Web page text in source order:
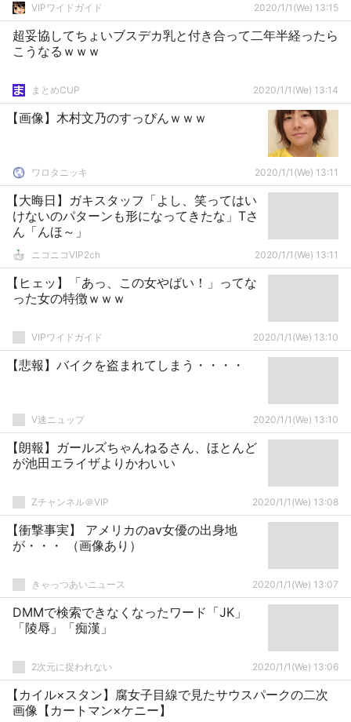
VIPワイドガイド 2020/1/1(We) 13:15
超妥協してちょいブスデカ乳と付き合って二年半経ったら
こうなるｗｗｗ
まとめCUP 2020/1/1(We) 13:14
【画像】木村文乃のすっぴんｗｗｗ
ワロタニッキ 2020/1/1(We) 13:11
【大晦日】ガキスタッフ「よし、笑ってはい
けないのパターンも形になってきたな」Tさ
ん「んほ～」
ニコニコVIP2ch 2020/1/1(We) 13:11
【ヒェッ】「あっ、この女やばい！」ってな
った女の特徴ｗｗｗ
VIPワイドガイド 2020/1/1(We) 13:10
【悲報】バイクを盗まれてしまう・・・・
V速ニュップ 2020/1/1(We) 13:10
【朗報】ガールズちゃんねるさん、ほとんど
が池田エライザよりかわいい
Zチャンネル＠VIP 2020/1/1(We) 13:08
【衝撃事実】 アメリカのav女優の出身地
が・・・ （画像あり）
きゃっつあいニュース 2020/1/1(We) 13:07
DMMで検索できなくなったワード「JK」
「陵辱」「痴漢」
2次元に捉われない 2020/1/1(We) 13:06
【カイル×スタン】腐女子目線で見たサウスパークの二次
画像【カートマン×ケニー】